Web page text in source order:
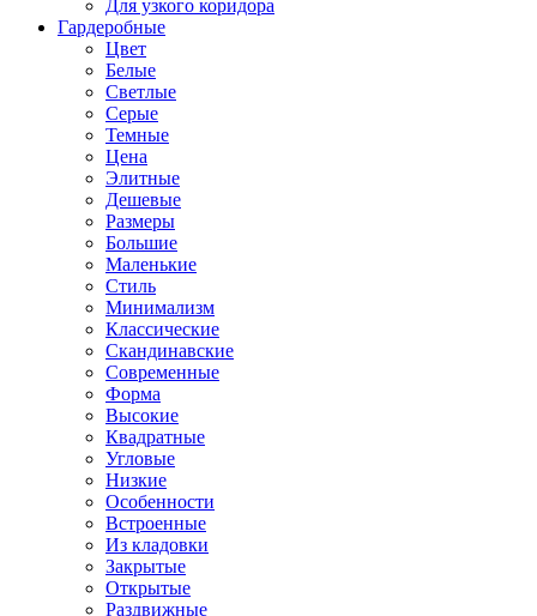
Для узкого коридора
Гардеробные
Цвет
Белые
Светлые
Серые
Темные
Цена
Элитные
Дешевые
Размеры
Большие
Маленькие
Стиль
Минимализм
Классические
Скандинавские
Современные
Форма
Высокие
Квадратные
Угловые
Низкие
Особенности
Встроенные
Из кладовки
Закрытые
Открытые
Раздвижные